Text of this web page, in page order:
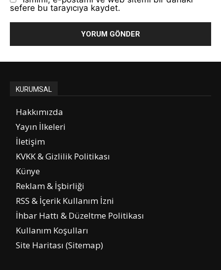
sefere bu tarayıcıya kaydet.
KURUMSAL
Hakkımızda
Yayın İlkeleri
İletişim
KVKK & Gizlilik Politikası
Künye
Reklam & İşbirliği
RSS & İçerik Kullanım İzni
İhbar Hattı & Düzeltme Politikası
Kullanım Koşulları
Site Haritası (Sitemap)